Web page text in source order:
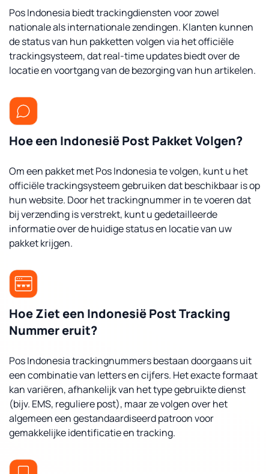
Pos Indonesia biedt trackingdiensten voor zowel
nationale als internationale zendingen. Klanten kunnen
de status van hun pakketten volgen via het officiële
trackingsysteem, dat real-time updates biedt over de
locatie en voortgang van de bezorging van hun artikelen.
Hoe een Indonesië Post Pakket Volgen?
Om een pakket met Pos Indonesia te volgen, kunt u het
officiële trackingsysteem gebruiken dat beschikbaar is op
hun website. Door het trackingnummer in te voeren dat
bij verzending is verstrekt, kunt u gedetailleerde
informatie over de huidige status en locatie van uw
pakket krijgen.
Hoe Ziet een Indonesië Post Tracking
Nummer eruit?
Pos Indonesia trackingnummers bestaan doorgaans uit
een combinatie van letters en cijfers. Het exacte formaat
kan variëren, afhankelijk van het type gebruikte dienst
(bijv. EMS, reguliere post), maar ze volgen over het
algemeen een gestandaardiseerd patroon voor
gemakkelijke identificatie en tracking.